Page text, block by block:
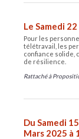
Le Samedi
Pour les
télétravail, les
confiance solide,
de résilience.
Rattaché à
Du Samedi
Mars 2025 à